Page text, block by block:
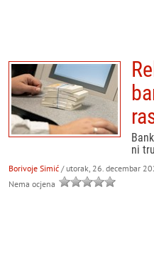
ni
Borivoje Simić / utorak, 26. decembar
Nema ocjena